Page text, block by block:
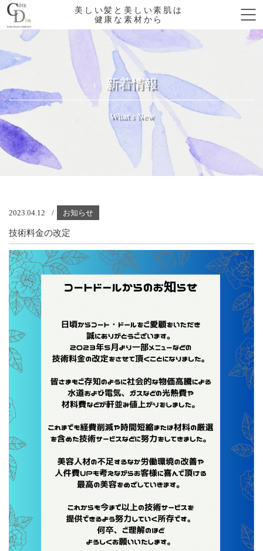
美しい髪と美しい素肌は
健康な素材から
新着情報
What's New
2023.04.12 お知らせ
技術料金の改定